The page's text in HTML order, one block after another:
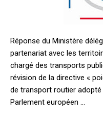
Réponse du Ministère
partenariat avec les
chargé des transports
révision de la directive «
de transport routier
Parlement européen …